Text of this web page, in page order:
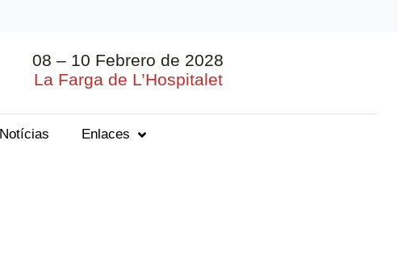
08 – 10 Febrero de 2028
La Farga de L’Hospitalet
Notícias Enlaces